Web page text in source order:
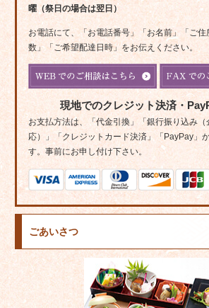
曜（祭日の場合は翌日）
お電話にて、「お電話番号」「お名前」「ご
数」「ご希望配達日時」をお伝えください。
現地でのクレジット決済・
お支払方法は、「代金引換」「銀行振り込み
応）」「クレジットカード決済」「PayPay」
す。事前にお申し付け下さい。
ごあいさつ